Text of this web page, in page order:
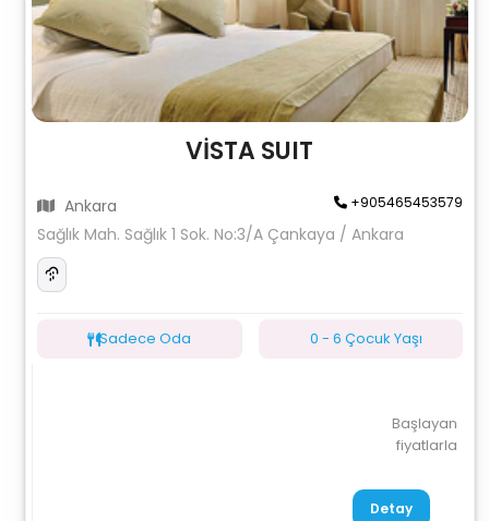
VİSTA SUIT
Ankara +905465453579
Sağlık Mah. Sağlık 1 Sok. No:3/A Çankaya / Ankara
Sadece Oda 0 - 6 Çocuk Yaşı
Başlayan
fiyatlarla
Detay